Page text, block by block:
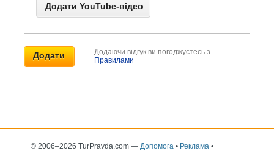
Додати YouTube-відео
Додаючи відгук ви погоджуєтесь з
Правилами
© 2006–2026 TurPravda.com — Допомога • Реклама •